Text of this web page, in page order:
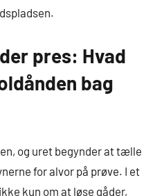
pres: Hvad
bag
og uret begynder at tælle
for alvor på prøve. I et
kun om at løse gåder,